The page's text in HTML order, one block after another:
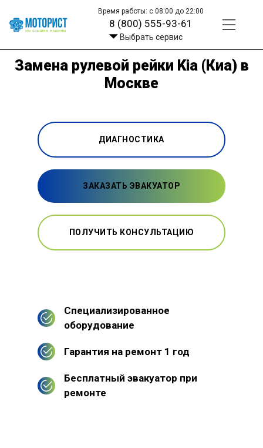
Время работы: с 08:00 до 22:00
8 (800) 555-93-61
Выбрать сервис
Замена рулевой рейки Kia (Киа) в
Москве
ДИАГНОСТИКА
ЗАКАЗАТЬ ЭВАКУАТОР
ПОЛУЧИТЬ КОНСУЛЬТАЦИЮ
Специализированное
оборудование
Гарантия на ремонт 1 год
Бесплатный эвакуатор при
ремонте